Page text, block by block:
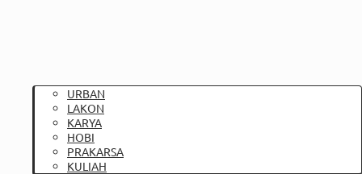
URBAN
LAKON
KARYA
HOBI
PRAKARSA
KULIAH